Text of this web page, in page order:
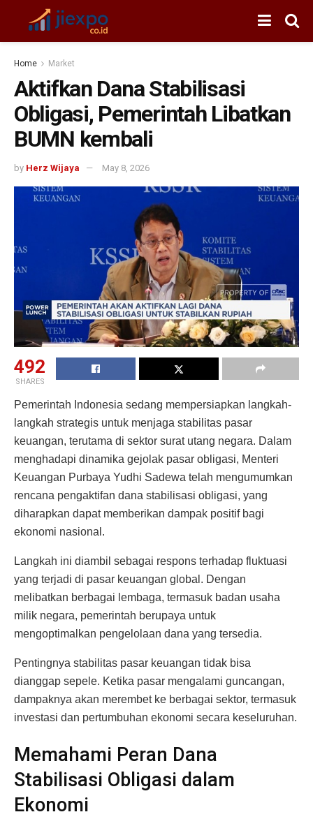
Home Market
Aktifkan Dana Stabilisasi
Obligasi, Pemerintah Libatkan
BUMN kembali
by Herz Wijaya May 8, 2026
492
SHARES
Pemerintah Indonesia sedang mempersiapkan langkah-
langkah strategis untuk menjaga stabilitas pasar
keuangan, terutama di sektor surat utang negara. Dalam
menghadapi dinamika gejolak pasar obligasi, Menteri
Keuangan Purbaya Yudhi Sadewa telah mengumumkan
rencana pengaktifan dana stabilisasi obligasi, yang
diharapkan dapat memberikan dampak positif bagi
ekonomi nasional.
Langkah ini diambil sebagai respons terhadap fluktuasi
yang terjadi di pasar keuangan global. Dengan
melibatkan berbagai lembaga, termasuk badan usaha
milik negara, pemerintah berupaya untuk
mengoptimalkan pengelolaan dana yang tersedia.
Pentingnya stabilitas pasar keuangan tidak bisa
dianggap sepele. Ketika pasar mengalami guncangan,
dampaknya akan merembet ke berbagai sektor, termasuk
investasi dan pertumbuhan ekonomi secara keseluruhan.
Memahami Peran Dana
Stabilisasi Obligasi dalam
Ekonomi